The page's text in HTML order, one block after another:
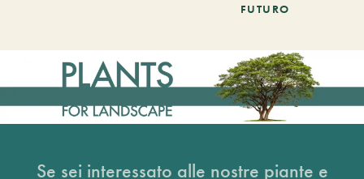
FUTURO
Se sei interessato alle nostre piante e